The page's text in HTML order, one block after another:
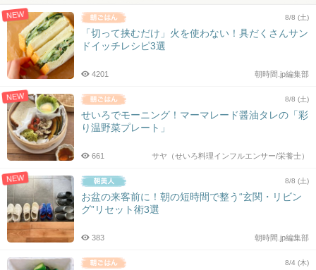
NEW 8/8 (土)
「切って挟むだけ」火を使わない！具だくさんサン
ドイッチレシピ3選
朝時間.jp編集部
4201
NEW 8/8 (土)
せいろでモーニング！マーマレード醤油タレの「彩
り温野菜プレート」
サヤ（せいろ料理インフルエンサー/栄養士）
661
NEW 8/8 (土)
お盆の来客前に！朝の短時間で整う“玄関・リビン
グ”リセット術3選
朝時間.jp編集部
383
8/4 (木)